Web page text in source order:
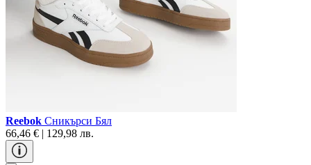
Reebok Сникърси Бял
66,46 € | 129,98 лв.